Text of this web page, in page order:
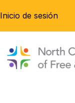
Inicio de sesión